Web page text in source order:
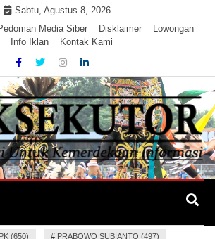
Sabtu, Agustus 8, 2026
Media Siber Disklaimer
Lowongan
Info Iklan
Kontak Kami
Untuk Kemerdekaan dan Keadilan
(650) # PRABOWO SUBIANTO (497)